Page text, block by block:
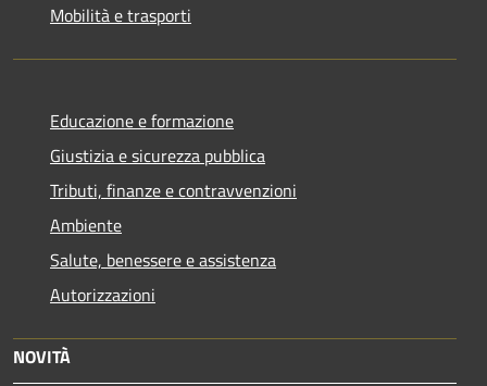
Mobilità e trasporti
Educazione e formazione
Giustizia e sicurezza pubblica
Tributi, finanze e contravvenzioni
Ambiente
Salute, benessere e assistenza
Autorizzazioni
NOVITÀ